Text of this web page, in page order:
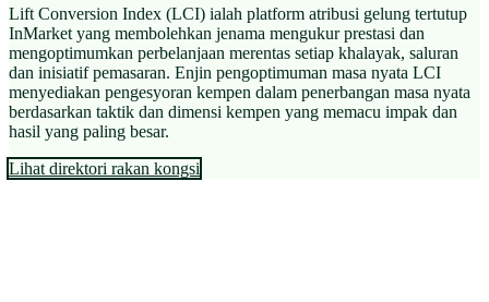
Lift Conversion Index (LCI) ialah platform atribusi gelung tertutup
InMarket yang membolehkan jenama mengukur prestasi dan
mengoptimumkan perbelanjaan merentas setiap khalayak, saluran
dan inisiatif pemasaran. Enjin pengoptimuman masa nyata LCI
menyediakan pengesyoran kempen dalam penerbangan masa nyata
berdasarkan taktik dan dimensi kempen yang memacu impak dan
hasil yang paling besar.
Lihat direktori rakan kongsi